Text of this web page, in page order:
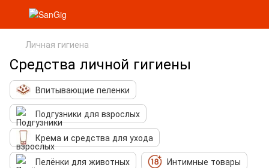
Личная гигиена
Средства личной гигиены
Впитывающие пеленки
Подгузники для взрослых
Крема и средства для ухода
Пелёнки для животных
Интимные товары